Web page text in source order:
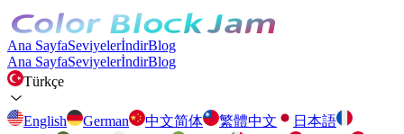
Ana SayfaSeviyelerİndirBlog
Ana SayfaSeviyelerİndirBlog
Türkçe
English German 中文简体 繁體中文
日本語